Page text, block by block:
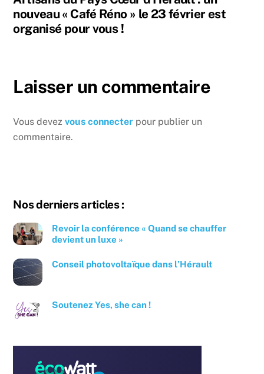
nouveau « Café Réno » le 23 février est
organisé pour vous !
Laisser un commentaire
Vous devezvous connecter pour publier un
commentaire.
Nos derniers articles :
Revoir la conférence « Quand se chauffer
devient un luxe »
Conseil photovoltaïque dans l’Hérault
Soutenez Yes, she can !